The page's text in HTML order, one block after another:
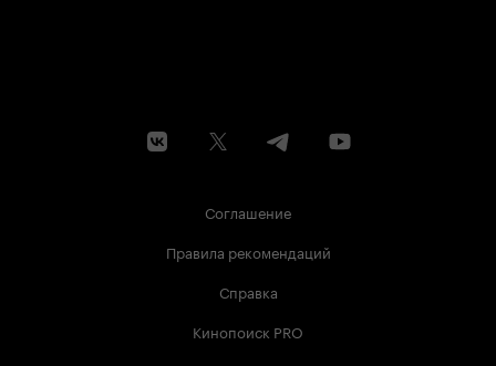
Соглашение
Правила рекомендаций
Справка
Кинопоиск PRO